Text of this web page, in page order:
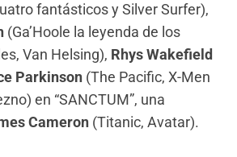
fantásticos y Silver Surfer),
(Ga’Hoole la leyenda de los
Van Helsing), Rhys Wakefield
Parkinson (The Pacific, X-Men
en “SANCTUM”, una
Cameron (Titanic, Avatar).